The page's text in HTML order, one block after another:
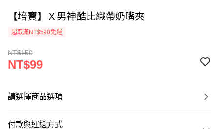
【培寶】Ｘ男神酷比織帶奶嘴夾
超取滿NT$590免運
NT$150
NT$99
請選擇商品選項
付款與運送方式